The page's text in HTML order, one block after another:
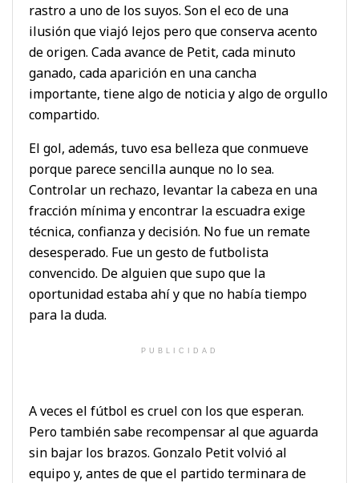
rastro a uno de los suyos. Son el eco de una
ilusión que viajó lejos pero que conserva acento
de origen. Cada avance de Petit, cada minuto
ganado, cada aparición en una cancha
importante, tiene algo de noticia y algo de orgullo
compartido.
El gol, además, tuvo esa belleza que conmueve
porque parece sencilla aunque no lo sea.
Controlar un rechazo, levantar la cabeza en una
fracción mínima y encontrar la escuadra exige
técnica, confianza y decisión. No fue un remate
desesperado. Fue un gesto de futbolista
convencido. De alguien que supo que la
oportunidad estaba ahí y que no había tiempo
para la duda.
PUBLICIDAD
A veces el fútbol es cruel con los que esperan.
Pero también sabe recompensar al que aguarda
sin bajar los brazos. Gonzalo Petit volvió al
equipo y, antes de que el partido terminara de